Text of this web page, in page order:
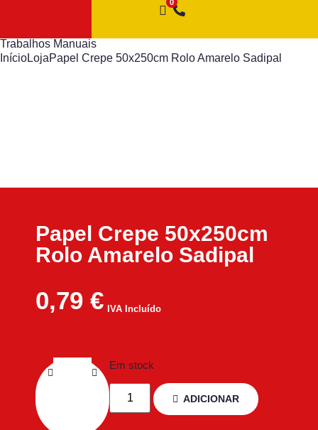
Trabalhos Manuais
InícioLojaPapel Crepe 50x250cm Rolo Amarelo Sadipal
Papel Crepe 50x250cm
Rolo Amarelo Sadipal
0,79 € IVA Incluído
Em stock
ADICIONAR